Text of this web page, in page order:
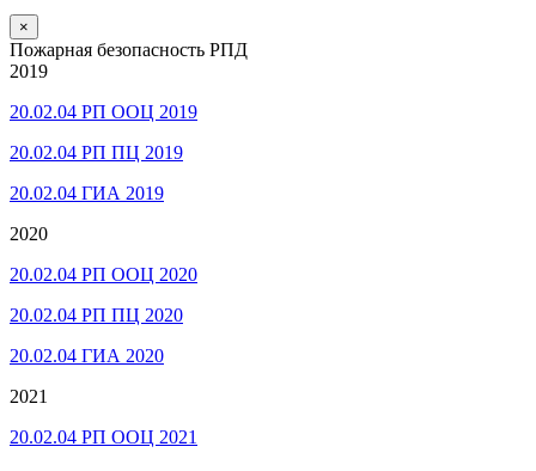
×
Пожарная безопасность РПД
2019
20.02.04 РП ООЦ 2019
20.02.04 РП ПЦ 2019
20.02.04 ГИА 2019
2020
20.02.04 РП ООЦ 2020
20.02.04 РП ПЦ 2020
20.02.04 ГИА 2020
2021
20.02.04 РП ООЦ 2021